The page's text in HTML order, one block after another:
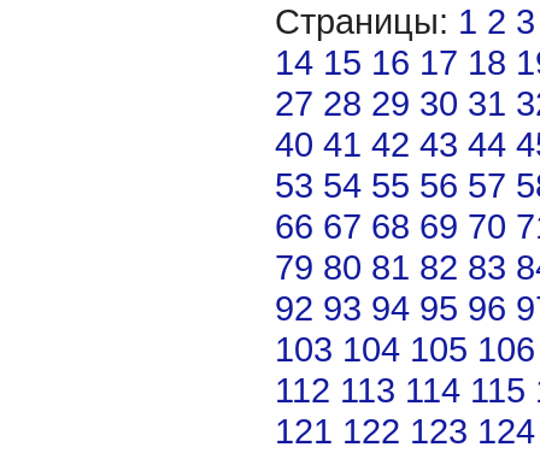
Страницы: 1 2 3
14 15 16 17 18
27 28 29 30 31
40 41 42 43 44
53 54 55 56 57
66 67 68 69 70
79 80 81 82 83
92 93 94 95 96
103 104 105 106
112 113 114 115
121 122 123 124